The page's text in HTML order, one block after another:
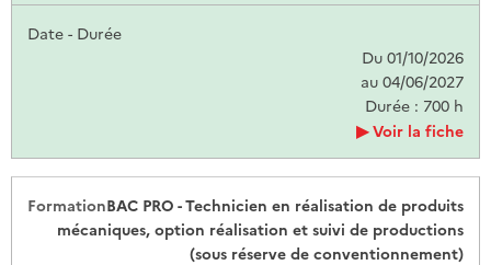
Du 01/10/2026
au 04/06/2027
Durée : 700 h
Voir la fiche
BAC PRO - Technicien en réalisation de produits
mécaniques, option réalisation et suivi de productions
(sous réserve de conventionnement)